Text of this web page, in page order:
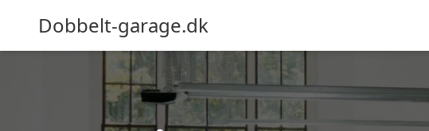
Dobbelt-garage.dk